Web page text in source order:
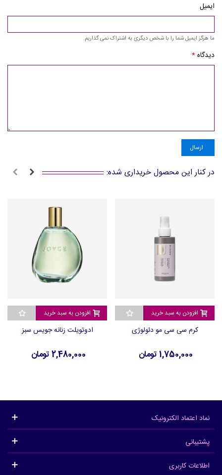
ایمیل
ما هرگز ایمیل شما را با شخص دیگری به اشتراک نمی گذاریم.
دیدگاه*
ارسال
در کنار این محصول خریداری شده:
افزودن به سبد خرید
کرم سی سی مو دئولوژی
1,750,000 تومان
افزودن به سبد خرید
ادوتویلت زنانه جویس سبز
2,480,000 تومان
نماد اعتماد الکترونیک
پشتیبانی
اطلاعات کاربری